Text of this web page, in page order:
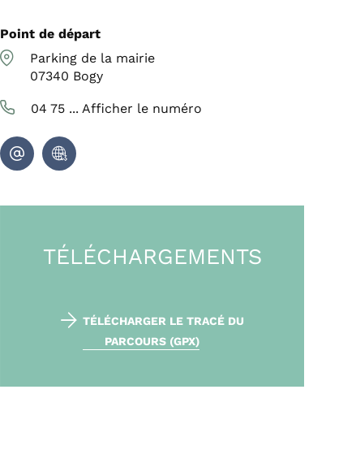
Point de départ
Parking de la mairie
07340 Bogy
04 75 ... Afficher le numéro
TÉLÉCHARGEMENTS
TÉLÉCHARGER LE TRACÉ DU
PARCOURS (GPX)